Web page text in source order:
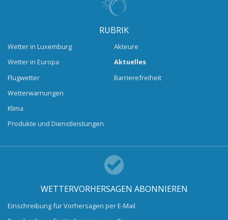
RUBRIK
Wetter in Luxemburg
Wetter in Europa
Flugwetter
Wetterwarnungen
Klima
Produkte und Dienstleistungen
Akteure
Aktuelles
Barrierefreiheit
WETTERVORHERSAGEN ABONNIEREN
Einschreibung für Vorhersagen per E-Mail